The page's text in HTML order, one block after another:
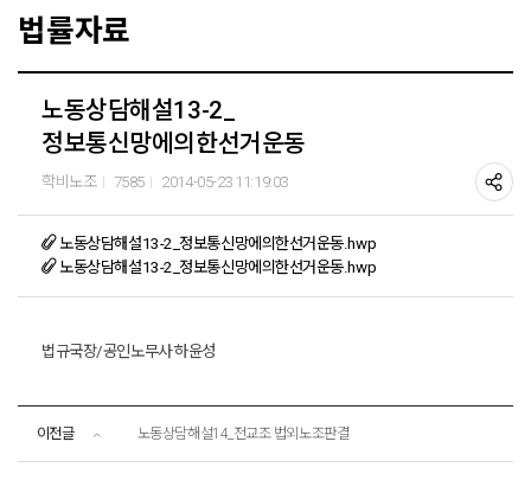
법률자료
노동상담해설13-2_
정보통신망에의한선거운동
학비노조 7585 2014-05-23 11:19:03
노동상담해설13-2_정보통신망에의한선거운동.hwp
노동상담해설13-2_정보통신망에의한선거운동.hwp
법규국장/공인노무사 하윤성
이전글 노동상담해설14_전교조 법외노조판결